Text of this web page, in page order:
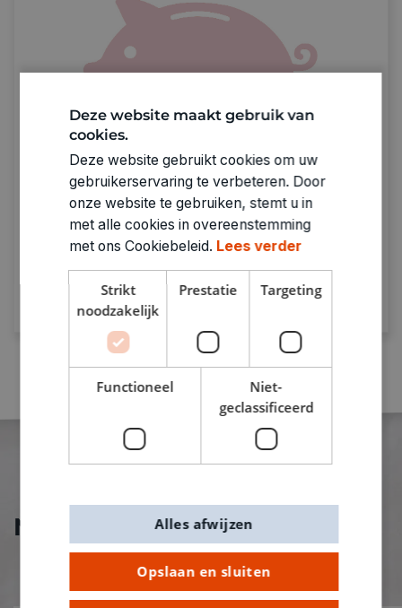
Sparen met De Banier
Spaar bij punten bij elke aankoop.Genoeg
punten = prijzen verzilveren!
Ontdek meer
Nieuw bij De Banier!
Deze website maakt gebruik van
cookies.
Deze website gebruikt cookies om uw
gebruikerservaring te verbeteren. Door
onze website te gebruiken, stemt u in
met alle cookies in overeenstemming
met ons Cookiebeleid. Lees verder
Strikt
noodzakelijk
Prestatie Targeting
Functioneel
Niet-
geclassificeerd
Opslaan en sluiten
Alles afwijzen